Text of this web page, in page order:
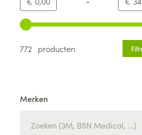
Gebruik de pijltjestoetsen links
772 producten
Merken